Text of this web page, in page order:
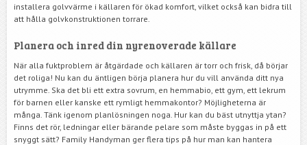
installera golvvärme i källaren för ökad komfort, vilket också kan bidra till
att hålla golvkonstruktionen torrare.
Planera och inred din nyrenoverade källare
När alla fuktproblem är åtgärdade och källaren är torr och frisk, då börjar
det roliga! Nu kan du äntligen börja planera hur du vill använda ditt nya
utrymme. Ska det bli ett extra sovrum, en hemmabio, ett gym, ett lekrum
för barnen eller kanske ett rymligt hemmakontor? Möjligheterna är
många. Tänk igenom planlösningen noga. Hur kan du bäst utnyttja ytan?
Finns det rör, ledningar eller bärande pelare som måste byggas in på ett
snyggt sätt? Family Handyman ger flera tips på hur man kan hantera